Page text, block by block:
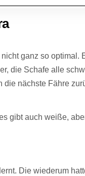
ganz so optimal.
die Schafe alle
die nächste Fähre
gibt auch weiße,
Die wiederum